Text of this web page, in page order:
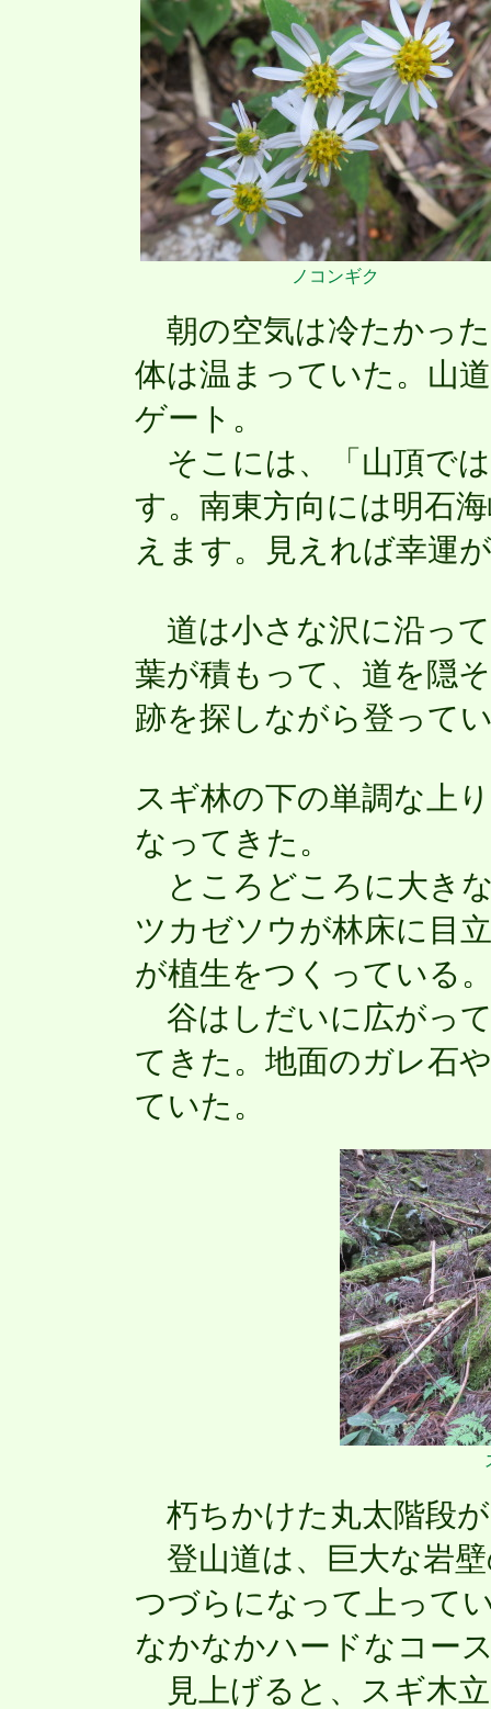
ノコンギク
朝の空気は冷たかっ
体は温まっていた。山
ゲート。
そこには、「山頂で
す。南東方向には明石
えます。見えれば幸運
道は小さな沢に沿っ
葉が積もって、道を隠
跡を探しながら登って
スギ林の下の単調な上
なってきた。
ところどころに大き
ツカゼソウが林床に目
が植生をつくっている
谷はしだいに広がっ
てきた。地面のガレ石
ていた。
朽ちかけた丸太階段
登山道は、巨大な岩
つづらになって上って
なかなかハードなコー
見上げると、スギ木